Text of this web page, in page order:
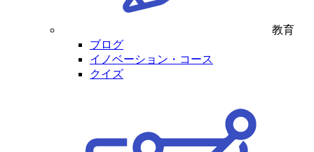
教育
ブログ
イノベーション・コース
クイズ